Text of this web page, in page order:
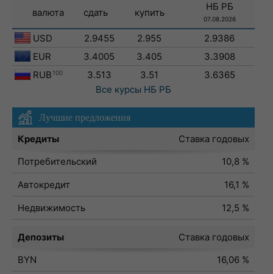
валюта сдать купить
НБ РБ
07.08.2026
USD 2.9455 2.955
2.9386
EUR
3.4005 3.405
3.3908
RUB 100 3.513 3.51
3.6365
Все курсы НБ РБ
Лучшие предложения
Кредиты
Ставка годовых
Потребительский
10,8 %
Автокредит
16,1 %
Недвижимость
12,5 %
Депозиты
Ставка годовых
BYN
16,06 %